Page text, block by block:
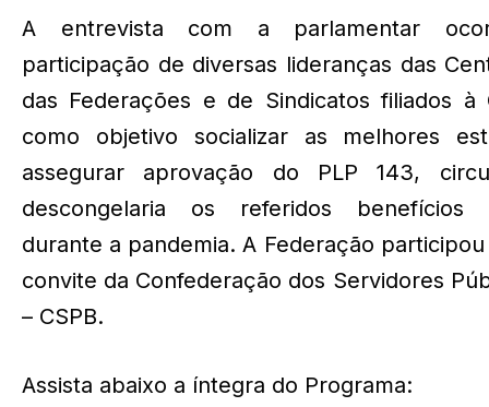
A entrevista com a parlamentar
participação de diversas lideranças das
das Federações e de Sindicatos filiados à
como objetivo socializar as melhores
assegurar aprovação do PLP 143,
descongelaria os referidos benefícios
durante a pandemia. A Federação
convite da Confederação dos Servidores
– CSPB.
Assista abaixo a íntegra do Programa: